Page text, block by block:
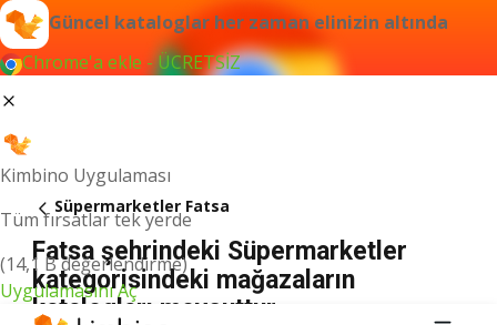
Güncel kataloglar her zaman elinizin altında
Chrome'a ekle - ÜCRETSİZ
Kimbino Uygulaması
Tüm fırsatlar tek yerde
(14,1 B değerlendirme)
Uygulamasını Aç
Süpermarketler Fatsa
Fatsa şehrindeki Süpermarketler
kategorisindeki mağazaların
katalogları mevcuttur